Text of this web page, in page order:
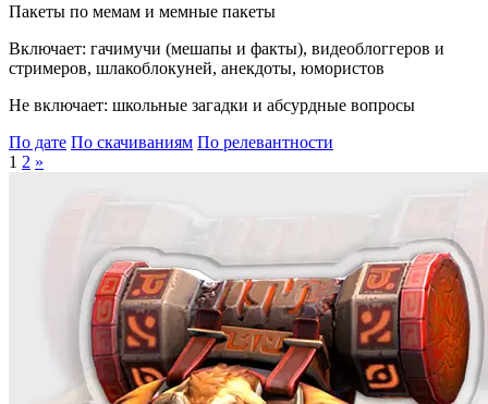
Пакеты по мемам и мемные пакеты
Включает: гачимучи (мешапы и факты), видеоблоггеров и
стримеров, шлакоблокуней, анекдоты, юмористов
Не включает: школьные загадки и абсурдные вопросы
По дате По скачиваниям По релевантности
1 2 »